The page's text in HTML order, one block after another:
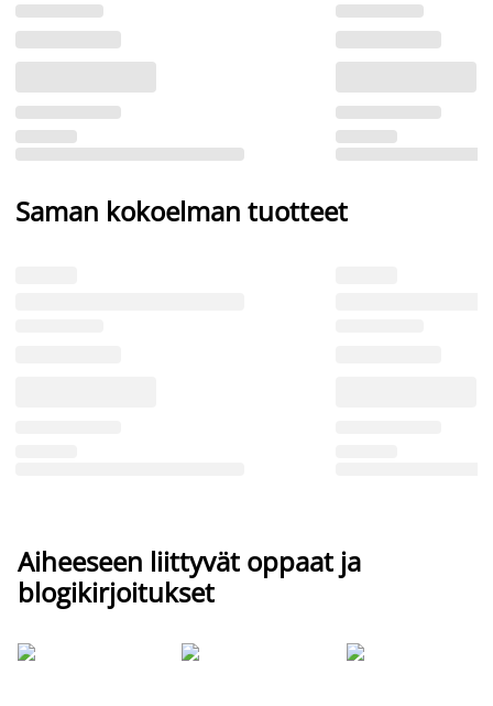
Saman kokoelman tuotteet
Aiheeseen liittyvät oppaat ja
blogikirjoitukset